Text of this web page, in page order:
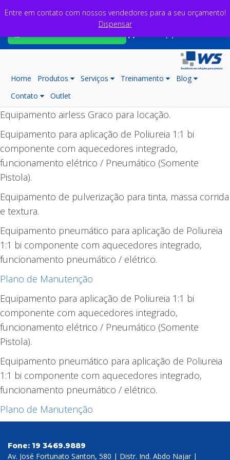
Home Produtos Serviços Treinamento
Blog
Contato
Outlet
Equipamento airless Graco para locação.
Equipamento para aplicação de Poliureia 1:1 bi
componente com aquecedores integrado,
funcionamento elétrico / Pneumático (Somente
Pistola).
Equipamento de pulverização para tinta, massa corrida
e textura.
Equipamento pneumático para aplicação de Poliureia
1:1 bi componente com aquecedores integrado,
funcionamento pneumático / elétrico.
Plano de Manutenção
Equipamento para aplicação de Poliureia 1:1 bi
componente com aquecedores integrado,
funcionamento elétrico / Pneumático (Somente
Pistola).
Equipamento pneumático para aplicação de Poliureia
1:1 bi componente com aquecedores integrado,
funcionamento pneumático / elétrico.
Plano de Manutenção
Fone: 19 3469.9889
Av. José Fortunato Santon, 580 | Distr. Ind. Abdo Najar |
Entre em contato com nossos vendedores para a seu orçamento!
Dispensar